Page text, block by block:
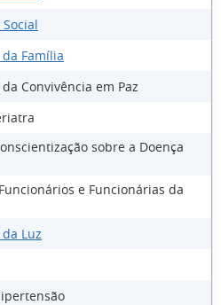
Família
Convivência em Paz
sobre a Doença
e Funcionárias da
Luz